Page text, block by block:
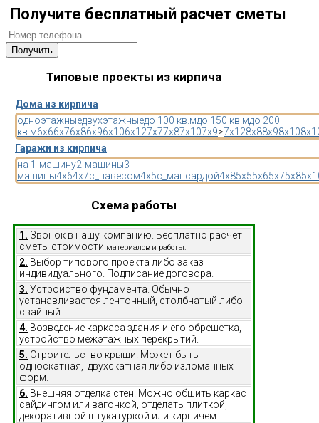
Получите бесплатный расчет сметы
Типовые проекты из кирпича
Дома из кирпича
одноэтажныедвухэтажныедо 100 кв.мдо 150 кв.мдо 200
кв.м6x66x76x86x96x106x127x77x87x107x9>7x128x88x98x10
Гаражи из кирпича
на 1-машину2-машины3-
машины4x64x7с_навесом4x5с_мансардой4x85x55x65x75x8
Схема работы
1. Звонок в нашу компанию. Бесплатно расчет
сметы стоимости материалов и работы.
2. Выбор типового проекта либо заказ
индивидуального. Подписание договора.
3. Устройство фундамента. Обычно
устанавливается ленточный, столбчатый либо
свайный.
4. Возведение каркаса здания и его обрешетка,
устройство межэтажных перекрытий.
5. Строительство крыши. Может быть
односкатная, двухскатная либо изломанных
форм.
6. Внешняя отделка стен. Можно обшить каркас
сайдингом или вагонкой, отделать плиткой,
декоративной штукатуркой или кирпичем.